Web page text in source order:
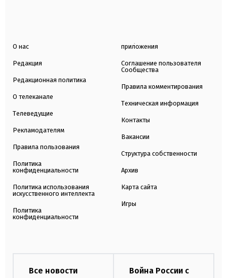
О нас
Редакция
Редакционная политика
О телеканале
Телеведущие
Рекламодателям
Правила пользования
Политика
конфиденциальности
Политика использования
искусственного интеллекта
Политика
конфиденциальности
приложения
Соглашение пользователя
Сообщества
Правила комментирования
Техническая информация
Контакты
Вакансии
Структура собственности
Архив
Карта сайта
Игры
Все новости
Война России с